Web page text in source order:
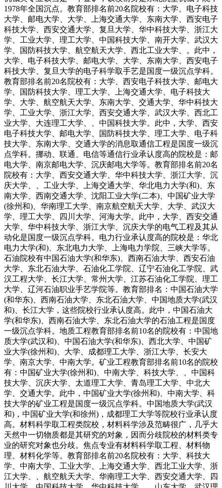
1978年全国沉点。教育部排名前20名院校有：大学、电子科技
大学、邮电大学、大学、上海交通大学、东南大学、西安电子
科技大学、西安交通大学、复旦大学、华中科技大学、浙江大
学、工业大学、理工大学、中国科技大学、南开大学、武汉大
学、国防科技大学、航空航天大学、西北工业大学、。此中，
大学、电子科技大学、邮电大学、大学、东南大学、西安电子
科技大学、复旦大学的电子科学取手艺是国度一级沉点学科。
教育部排名前20名院校有：大学、西安电子科技大学、邮电大
学、国防科技大学、理工大学、上海交通大学、电子科技大
学、大学、航空航天大学、东南大学、交通大学、华中科技大
学、工业大学、浙江大学、西安交通大学、武汉大学、西北工
业大学、大连理工大学、、中国科技大学。此中，大学、西安
电子科技大学、邮电大学、国防科技大学、理工大学、电子科
技大学、东南大学、交通大学的消息取通信工程是国度一级沉
点学科。挪动、联通、电信等通信行业承认度高的院校是：邮
电大学、南京邮电大学、沉庆邮电大学等。教育部排名前20名
院校有：大学、西安交通大学、华中科技大学、浙江大学、沉
庆大学、、工业大学、上海交通大学、华北电力大学(和)、东
南大学、西南交通大学、沈阳工业大学(二本)、中国矿业大学
(徐州和)、华南理工大学、南京航空航天大学、大学、武汉大
学、理工大学、四川大学、河海大学。此中，大学、西安交通
大学、华中科技大学、浙江大学、沉庆大学的电气工程及其从
动化是国度一级沉点学科。电力行业承认度高的院校是：华北
电力大学(和)、东北电力大学、上海电力学院、三峡大学等。
石油院校有中国石油大学(和华东)、西南石油大学、西安石油
大学、东北石油大学、石油化工学院、辽宁石油化工学院、武
汉工程大学、长江大学、常州大学、江苏石油化工学院、理工
大学、辽河石油职业手艺学院等。教育部排名：中国石油大学
(和华东)、西南石油大学、东北石油大学、中国地质大学(武汉
和)、长江大学，这些院校行业承认度高。此中，中国石油大
学(和华东)、西南石油大学、东北石油大学的石油工程是国度
一级沉点学科。地质工程教育部排名前10名的院校有：中国地
质大学(武汉和)、中国石油大学(和华东)、西北大学、中国矿
业大学(徐州和)、大学、成都理工大学、浙江大学、长安大
学、南京大学、中南大学。矿业工程教育部排名前10名的院校
有：中国矿业大学(徐州和)、中南大学、科技大学、、中国科
技大学、沉庆大学、太道理工大学、青岛理工大学、中北大
学、交通大学。此中，中国矿业大学(徐州和)、中南大学、科
技大学的矿业工程是国度一级沉点学科。中国地质大学(武汉
和)，中国矿业大学(和徐州)，成都理工大学等院校行业承认度
高。材料科学取工程类院校，材料科学涉及范畴很广，几乎大
天然中一切物质都是其研究的对象，因而分歧院校的材料类专
业的研究对象也分歧。焦点专业有材料科学取工程、材料物
理、材料化学等。教育部排名前20名院校有：大学、科技大
学、中南大学、工业大学、上海交通大学、西北工业大学、浙
江大学、、航空航天大学、华南理工大学、西安交通大学、四